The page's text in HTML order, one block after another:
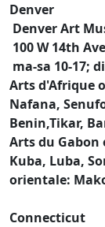
Denver
Denver Art
100 W 14th
ma-sa 10-17;
Arts d'Afrique
Nafana,
Benin,Tikar,
Arts du Gabon
Kuba, Luba,
orientale:
Connecticut